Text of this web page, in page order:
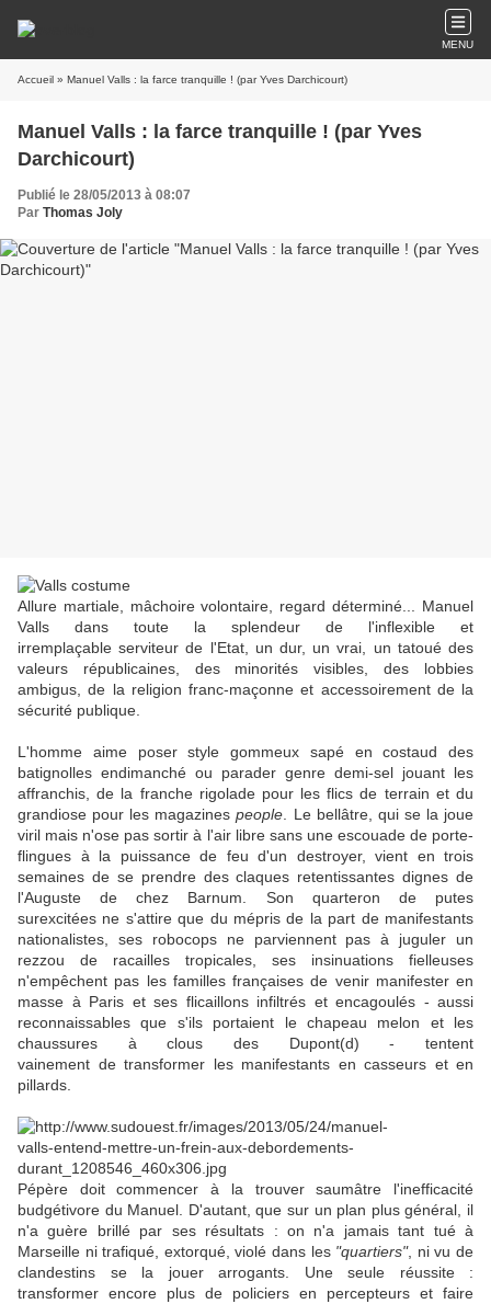
MENU
Accueil » Manuel Valls : la farce tranquille ! (par Yves Darchicourt)
Manuel Valls : la farce tranquille ! (par Yves
Darchicourt)
Publié le 28/05/2013 à 08:07
Par Thomas Joly
Allure martiale, mâchoire volontaire, regard déterminé... Manuel
Valls dans toute la splendeur de l'inflexible et
irremplaçable serviteur de l'Etat, un dur, un vrai, un tatoué des
valeurs républicaines, des minorités visibles, des lobbies
ambigus, de la religion franc-maçonne et accessoirement de la
sécurité publique.
L'homme aime poser style gommeux sapé en costaud des
batignolles endimanché ou parader genre demi-sel jouant les
affranchis, de la franche rigolade pour les flics de terrain et du
grandiose pour les magazinespeople . Le bellâtre, qui se la joue
viril mais n'ose pas sortir à l'air libre sans une escouade de porte-
flingues à la puissance de feu d'un destroyer, vient en trois
semaines de se prendre des claques retentissantes dignes de
l'Auguste de chez Barnum. Son quarteron de putes
surexcitées ne s'attire que du mépris de la part de manifestants
nationalistes, ses robocops ne parviennent pas à juguler un
rezzou de racailles tropicales, ses insinuations fielleuses
n'empêchent pas les familles françaises de venir manifester en
masse à Paris et ses flicaillons infiltrés et encagoulés - aussi
reconnaissables que s'ils portaient le chapeau melon et les
chaussures à clous des Dupont(d) - tentent
vainement de transformer les manifestants en casseurs et en
pillards.
Pépère doit commencer à la trouver saumâtre l'inefficacité
budgétivore du Manuel. D'autant, que sur un plan plus général, il
n'a guère brillé par ses résultats : on n'a jamais tant tué à
Marseille ni trafiqué, extorqué, violé dans les "quartiers", ni vu de
clandestins se la jouer arrogants. Une seule réussite :
transformer encore plus de policiers en percepteurs et faire